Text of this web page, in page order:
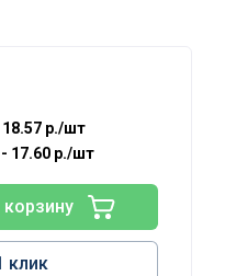
18.57 р./шт
17.60 р./шт
корзину
клик